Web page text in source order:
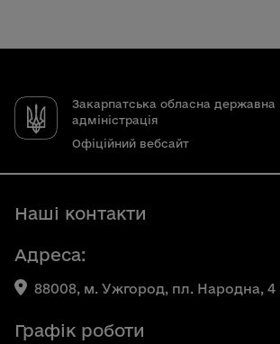
Закарпатська обласна державна
адміністрація
Офіційний вебсайт
Наші контакти
Адреса:
88008, м. Ужгород, пл. Народна, 4
Графік роботи